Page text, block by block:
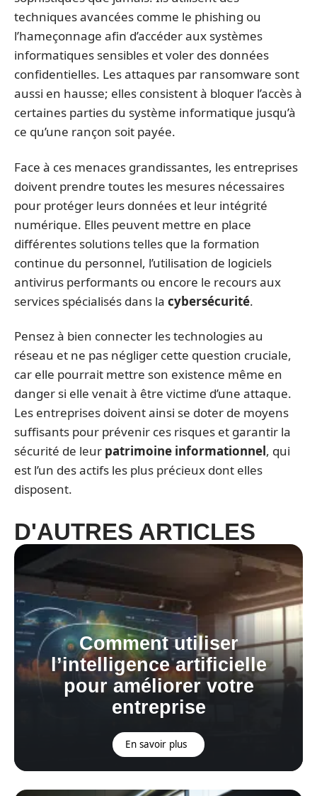
techniques avancées comme le phishing ou
l’hameçonnage afin d’accéder aux systèmes
informatiques sensibles et voler des données
confidentielles. Les attaques par ransomware sont
aussi en hausse; elles consistent à bloquer l’accès à
certaines parties du système informatique jusqu’à
ce qu’une rançon soit payée.
Face à ces menaces grandissantes, les entreprises
doivent prendre toutes les mesures nécessaires
pour protéger leurs données et leur intégrité
numérique. Elles peuvent mettre en place
différentes solutions telles que la formation
continue du personnel, l’utilisation de logiciels
antivirus performants ou encore le recours aux
services spécialisés dans la cybersécurité.
Pensez à bien connecter les technologies au
réseau et ne pas négliger cette question cruciale,
car elle pourrait mettre son existence même en
danger si elle venait à être victime d’une attaque.
Les entreprises doivent ainsi se doter de moyens
suffisants pour prévenir ces risques et garantir la
sécurité de leur patrimoine informationnel, qui
est l’un des actifs les plus précieux dont elles
disposent.
D'AUTRES ARTICLES
Comment utiliser
l’intelligence artificielle
pour améliorer votre
entreprise
En savoir plus